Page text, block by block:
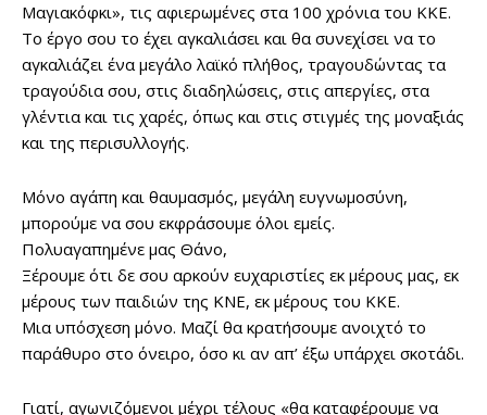
Μαγιακόφκι», τις αφιερωμένες στα 100 χρόνια του ΚΚΕ.
Το έργο σου το έχει αγκαλιάσει και θα συνεχίσει να το
αγκαλιάζει ένα μεγάλο λαϊκό πλήθος, τραγουδώντας τα
τραγούδια σου, στις διαδηλώσεις, στις απεργίες, στα
γλέντια και τις χαρές, όπως και στις στιγμές της μοναξιάς
και της περισυλλογής.
Μόνο αγάπη και θαυμασμός, μεγάλη ευγνωμοσύνη,
μπορούμε να σου εκφράσουμε όλοι εμείς.
Πολυαγαπημένε μας Θάνο,
Ξέρουμε ότι δε σου αρκούν ευχαριστίες εκ μέρους μας, εκ
μέρους των παιδιών της ΚΝΕ, εκ μέρους του ΚΚΕ.
Μια υπόσχεση μόνο. Μαζί θα κρατήσουμε ανοιχτό το
παράθυρο στο όνειρο, όσο κι αν απ’ έξω υπάρχει σκοτάδι.
Γιατί, αγωνιζόμενοι μέχρι τέλους «θα καταφέρουμε να